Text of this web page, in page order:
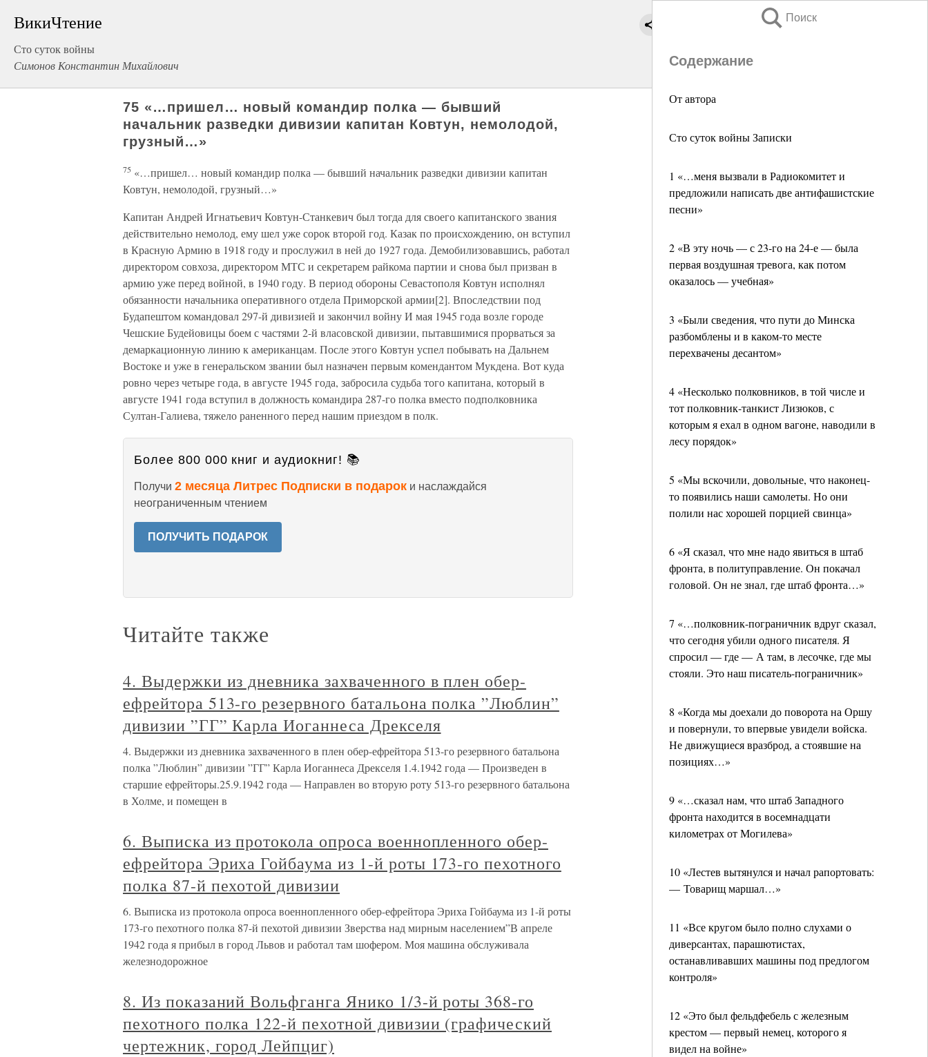
ВикиЧтение
Сто суток войны
Симонов Константин Михайлович
Поиск
Содержание
От автора
Сто суток войны Записки
1 «…меня вызвали в Радиокомитет и
предложили написать две антифашистские
песни»
2 «В эту ночь — с 23-го на 24-е — была
первая воздушная тревога, как потом
оказалось — учебная»
3 «Были сведения, что пути до Минска
разбомблены и в каком-то месте
перехвачены десантом»
4 «Несколько полковников, в той числе и
тот полковник-танкист Лизюков, с
которым я ехал в одном вагоне, наводили в
лесу порядок»
5 «Мы вскочили, довольные, что наконец-
то появились наши самолеты. Но они
полили нас хорошей порцией свинца»
6 «Я сказал, что мне надо явиться в штаб
фронта, в политуправление. Он покачал
головой. Он не знал, где штаб фронта…»
7 «…полковник-пограничник вдруг сказал,
что сегодня убили одного писателя. Я
спросил — где — А там, в лесочке, где мы
стояли. Это наш писатель-пограничник»
8 «Когда мы доехали до поворота на Оршу
и повернули, то впервые увидели войска.
Не движущиеся вразброд, а стоявшие на
позициях…»
9 «…сказал нам, что штаб Западного
фронта находится в восемнадцати
километрах от Могилева»
10 «Лестев вытянулся и начал рапортовать:
— Товарищ маршал…»
11 «Все кругом было полно слухами о
диверсантах, парашютистах,
останавливавших машины под предлогом
контроля»
12 «Это был фельдфебель с железным
крестом — первый немец, которого я
видел на войне»
75 «…пришел… новый командир полка — бывший
начальник разведки дивизии капитан Ковтун, немолодой,
грузный…»
75 «…пришел… новый командир полка — бывший начальник разведки дивизии капитан
Ковтун, немолодой, грузный…»
Капитан Андрей Игнатьевич Ковтун-Станкевич был тогда для своего капитанского звания
действительно немолод, ему шел уже сорок второй год. Казак по происхождению, он вступил
в Красную Армию в 1918 году и прослужил в ней до 1927 года. Демобилизовавшись, работал
директором совхоза, директором МТС и секретарем райкома партии и снова был призван в
армию уже перед войной, в 1940 году. В период обороны Севастополя Ковтун исполнял
обязанности начальника оперативного отдела Приморской армии[2]. Впоследствии под
Будапештом командовал 297-й дивизией и закончил войну И мая 1945 года возле городе
Чешские Будейовицы боем с частями 2-й власовской дивизии, пытавшимися прорваться за
демаркационную линию к американцам. После этого Ковтун успел побывать на Дальнем
Востоке и уже в генеральском звании был назначен первым комендантом Мукдена. Вот куда
ровно через четыре года, в августе 1945 года, забросила судьба того капитана, который в
августе 1941 года вступил в должность командира 287-го полка вместо подполковника
Султан-Галиева, тяжело раненного перед нашим приездом в полк.
Более 800 000 книг и аудиокниг! 📚
Получи 2 месяца Литрес Подписки в подарок и наслаждайся
неограниченным чтением
ПОЛУЧИТЬ ПОДАРОК
Читайте также
4. Выдержки из дневника захваченного в плен обер-
ефрейтора 513-го резервного батальона полка ”Люблин”
дивизии ”ГГ” Карла Иоганнеса Дрекселя
4. Выдержки из дневника захваченного в плен обер-ефрейтора 513-го резервного батальона
полка ”Люблин” дивизии ”ГГ” Карла Иоганнеса Дрекселя 1.4.1942 года — Произведен в
старшие ефрейторы.25.9.1942 года — Направлен во вторую роту 513-го резервного батальона
в Холме, и помещен в
6. Выписка из протокола опроса военнопленного обер-
ефрейтора Эриха Гойбаума из 1-й роты 173-го пехотного
полка 87-й пехотой дивизии
6. Выписка из протокола опроса военнопленного обер-ефрейтора Эриха Гойбаума из 1-й роты
173-го пехотного полка 87-й пехотой дивизии Зверства над мирным населением”В апреле
1942 года я прибыл в город Львов и работал там шофером. Моя машина обслуживала
железнодорожное
8. Из показаний Вольфганга Янико 1/3-й роты 368-го
пехотного полка 122-й пехотной дивизии (графический
чертежник, город Лейпциг)